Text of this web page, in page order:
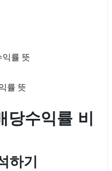
률 뜻
당수익률 비
하기